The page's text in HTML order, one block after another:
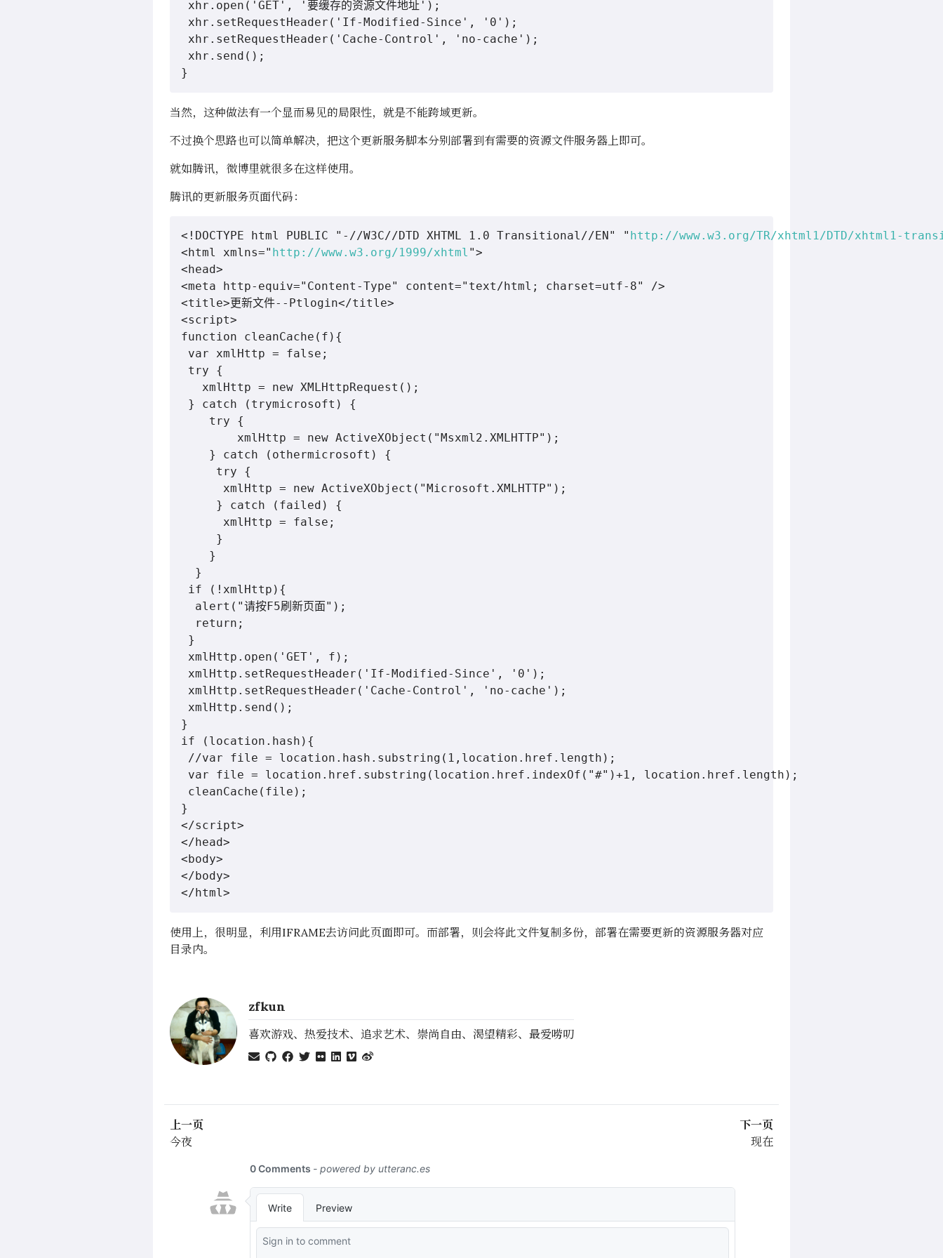
xhr.open('GET', '要缓存的资源文件地址');
xhr.setRequestHeader('If-Modified-Since', '0');
xhr.setRequestHeader('Cache-Control', 'no-cache');
xhr.send();
}
当然，这种做法有一个显而易见的局限性，就是不能跨域更新。
不过换个思路也可以简单解决，把这个更新服务脚本分别部署到有需要的资源文件服务器上即可。
就如腾讯，微博里就很多在这样使用。
腾讯的更新服务页面代码：
<!DOCTYPE html PUBLIC "-//W3C//DTD XHTML 1.0 Transitional//EN" " http://www.w3.org/TR/xhtml1/DTD/xhtml1-
<html xmlns=" http://www.w3.org/1999/xhtml ">
<head>
<meta http-equiv="Content-Type" content="text/html; charset=utf-8" />
<title>更新文件--Ptlogin</title>
<script>
function cleanCache(f){
var xmlHttp = false;
try {
xmlHttp = new XMLHttpRequest();
} catch (trymicrosoft) {
try {
xmlHttp = new ActiveXObject("Msxml2.XMLHTTP");
} catch (othermicrosoft) {
try {
xmlHttp = new ActiveXObject("Microsoft.XMLHTTP");
} catch (failed) {
xmlHttp = false;
}
}
}
if (!xmlHttp){
alert("请按F5刷新页面");
return;
}
xmlHttp.open('GET', f);
xmlHttp.setRequestHeader('If-Modified-Since', '0');
xmlHttp.setRequestHeader('Cache-Control', 'no-cache');
xmlHttp.send();
}
if (location.hash){
//var file = location.hash.substring(1,location.href.length);
var file = location.href.substring(location.href.indexOf("#")+1, location.href.length);
cleanCache(file);
}
</script>
</head>
<body>
</body>
</html>
使用上，很明显，利用IFRAME去访问此页面即可。而部署，则会将此文件复制多份，部署在需要更新的资源服务器对应
目录内。
zfkun
喜欢游戏、热爱技术、追求艺术、崇尚自由、渴望精彩、最爱唠叨
上一页
今夜
下一页
现在